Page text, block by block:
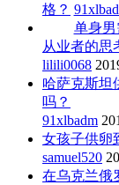
格？
单身
从业者的思
lilili0068
哈萨克斯坦
吗？
91xlbadm
女孩子供卵
samuel520
在乌克兰俄